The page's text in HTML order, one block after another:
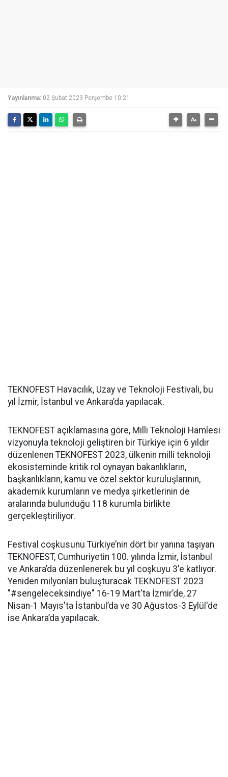
Yayınlanma: 02 Şubat 2023 Perşembe 10:21
TEKNOFEST Havacılık, Uzay ve Teknoloji Festivali, bu
yıl İzmir, İstanbul ve Ankara’da yapılacak.
TEKNOFEST açıklamasına göre, Milli Teknoloji Hamlesi
vizyonuyla teknoloji geliştiren bir Türkiye için 6 yıldır
düzenlenen TEKNOFEST 2023, ülkenin milli teknoloji
ekosisteminde kritik rol oynayan bakanlıkların,
başkanlıkların, kamu ve özel sektör kuruluşlarının,
akademik kurumların ve medya şirketlerinin de
aralarında bulunduğu 118 kurumla birlikte
gerçekleştiriliyor.
Festival coşkusunu Türkiye’nin dört bir yanına taşıyan
TEKNOFEST, Cumhuriyetin 100. yılında İzmir, İstanbul
ve Ankara’da düzenlenerek bu yıl coşkuyu 3'e katlıyor.
Yeniden milyonları buluşturacak TEKNOFEST 2023
"#sengeleceksindiye" 16-19 Mart'ta İzmir’de, 27
Nisan-1 Mayıs'ta İstanbul’da ve 30 Ağustos-3 Eylül'de
ise Ankara’da yapılacak.